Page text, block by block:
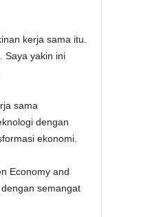
kerja sama itu.
Saya yakin ini
sama
dengan
ekonomi.
Economy and
semangat